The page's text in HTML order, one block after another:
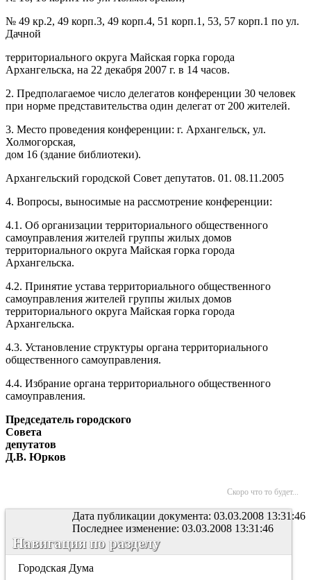
№ 49 кр.2, 49 корп.3, 49 корп.4, 51 корп.1, 53, 57 корп.1 по ул.
Дачной
территориального округа Майская горка города
Архангельска, на 22 декабря 2007 г. в 14 часов.
2. Предполагаемое число делегатов конференции 30 человек
при норме представительства один делегат от 200 жителей.
3. Место проведения конференции: г. Архангельск, ул.
Холмогорская,
дом 16 (здание библиотеки).
Архангельский городской Совет депутатов. 01. 08.11.2005
4. Вопросы, выносимые на рассмотрение конференции:
4.1. Об организации территориального общественного
самоуправления жителей группы жилых домов
территориального округа Майская горка города
Архангельска.
4.2. Принятие устава территориального общественного
самоуправления жителей группы жилых домов
территориального округа Майская горка города
Архангельска.
4.3. Установление структуры органа территориального
общественного самоуправления.
4.4. Избрание органа территориального общественного
самоуправления.
Председатель городского
Совета
депутатов
Д.В. Юрков
Скоро что то будет...
Дата публикации документа: 03.03.2008 13:31:46
Последнее изменение: 03.03.2008 13:31:46
Навигация по разделу
Городская Дума